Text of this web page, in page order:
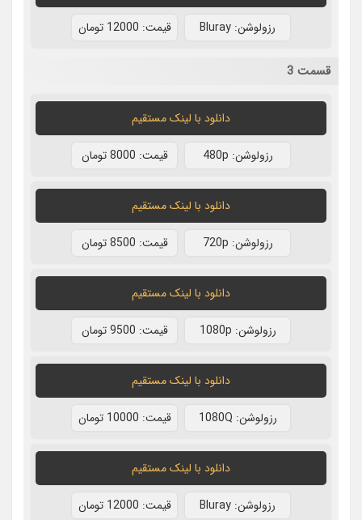
رزولوشن: Bluray قيمت: 12000 تومان
قسمت 3
دانلود با لينک مستقيم
رزولوشن: 480p قيمت: 8000 تومان
دانلود با لينک مستقيم
رزولوشن: 720p قيمت: 8500 تومان
دانلود با لينک مستقيم
رزولوشن: 1080p قيمت: 9500 تومان
دانلود با لينک مستقيم
رزولوشن: 1080Q قيمت: 10000 تومان
دانلود با لينک مستقيم
رزولوشن: Bluray قيمت: 12000 تومان